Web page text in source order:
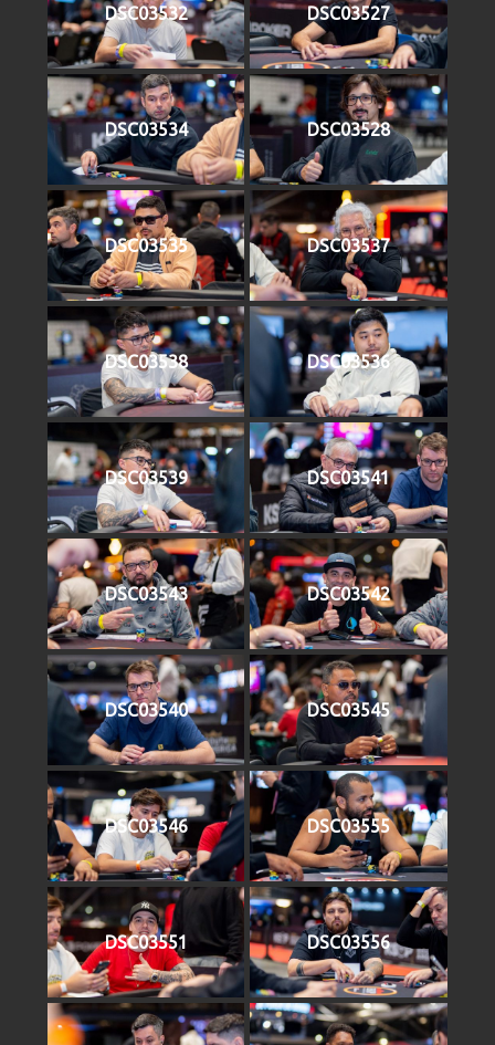
DSC03532 DSC03527
DSC03534 DSC03528
DSC03535 DSC03537
DSC03538 DSC03536
DSC03539 DSC03541
DSC03543 DSC03542
DSC03540 DSC03545
DSC03546 DSC03555
DSC03551 DSC03556